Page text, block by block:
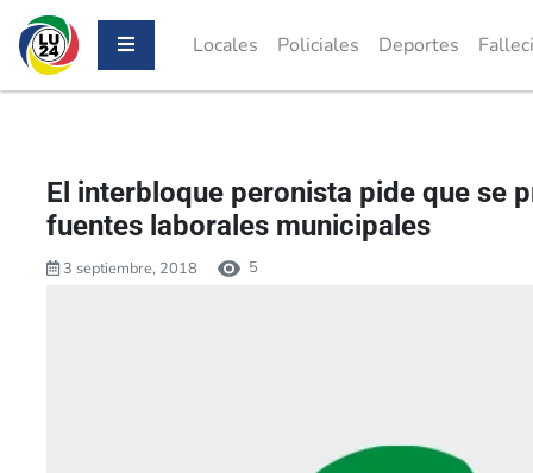
Locales Policiales Deportes
El interbloque peronista pide que se
fuentes laborales municipales
3 septiembre, 2018 5